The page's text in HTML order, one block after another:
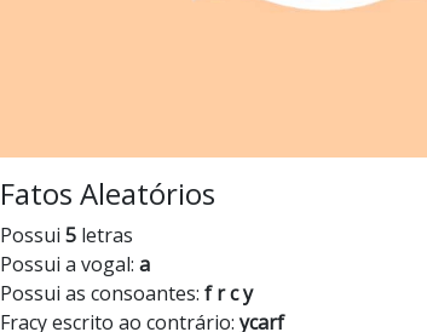
Fatos Aleatórios
Possui 5 letras
Possui a vogal: a
Possui as consoantes: f r c y
Fracy escrito ao contrário:ycarf